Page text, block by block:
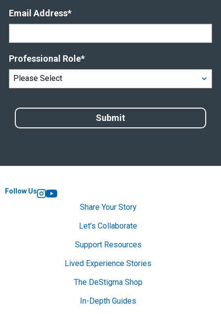
Email Address*
Professional Role*
Follow Us
Instagram
YouTube
Share Your Story
Let’s Collaborate
Support Resources
Lived Experience Stories
The DeStigma Shop
In-Depth Guides